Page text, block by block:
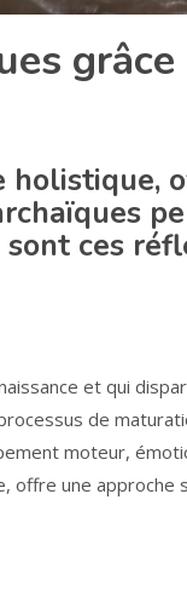
grâce
holistique,
ces
et qui
de
moteur,
offre une